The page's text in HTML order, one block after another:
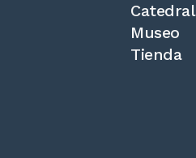
Catedral
Museo
Tienda